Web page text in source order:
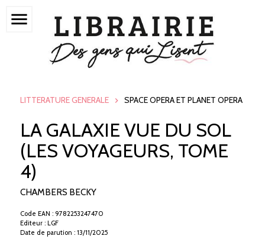
menu
LITTERATURE GENERALE SPACE OPERA ET PLANET OPERA
LA GALAXIE VUE DU SOL
(LES VOYAGEURS, TOME
4)
CHAMBERS BECKY
Code EAN : 9782253247470
Editeur : LGF
Date de parution : 13/11/2025